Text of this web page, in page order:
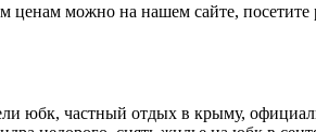
ценам можно на нашем сайте, посетите
юбк, частный отдых в крыму,